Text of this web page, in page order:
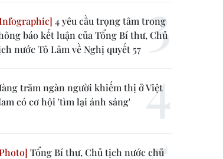
4 yêu cầu trọng tâm trong
báo kết luận của Tổng Bí thư, Chủ
nước Tô Lâm về Nghị quyết 57
trăm ngàn người khiếm thị ở Việt
có cơ hội 'tìm lại ánh sáng'
Tổng Bí thư, Chủ tịch nước chủ